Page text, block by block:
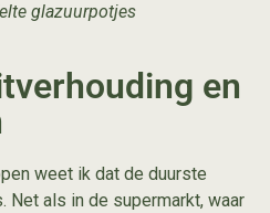
glazuurpotjes
en
weet ik dat de duurste
als in de supermarkt, waar